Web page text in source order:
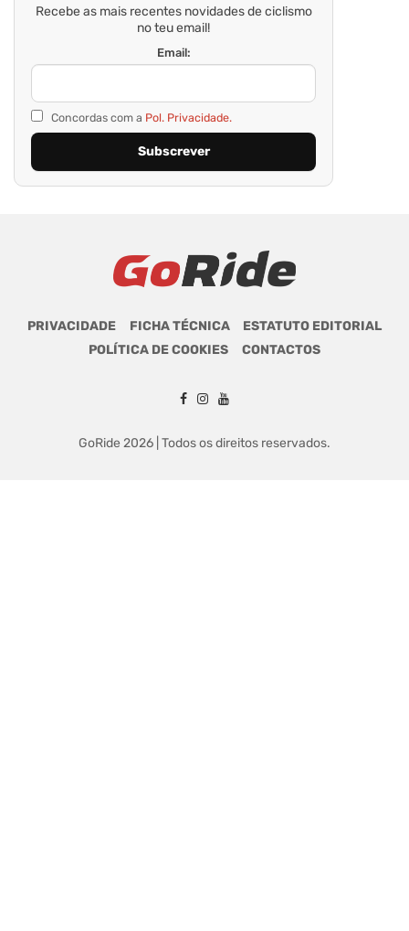
Recebe as mais recentes novidades de ciclismo
no teu email!
Email:
Concordas com a Pol. Privacidade.
PRIVACIDADE FICHA TÉCNICA
ESTATUTO EDITORIAL
POLÍTICA DE COOKIES
CONTACTOS
GoRide 2026 | Todos os direitos reservados.